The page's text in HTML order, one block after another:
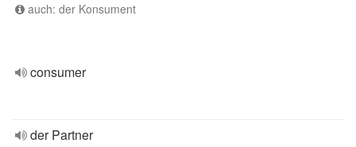
auch: der Konsument
consumer
der Partner